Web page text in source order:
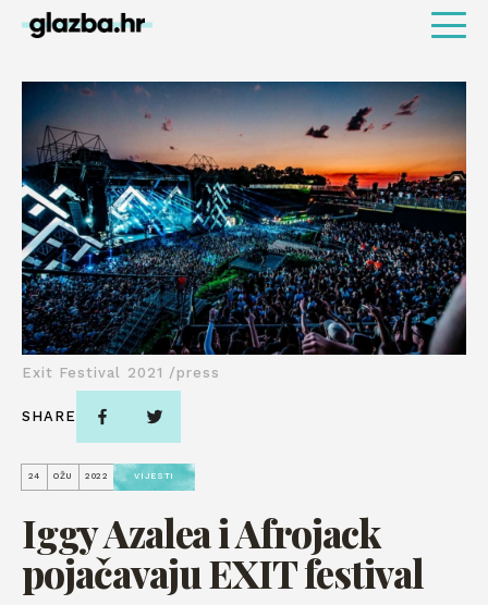
24 OŽU 2022 VIJESTI
Iggy Azalea i Afrojack
pojačavaju EXIT festival
Exit Festival 2021 /press
SHARE